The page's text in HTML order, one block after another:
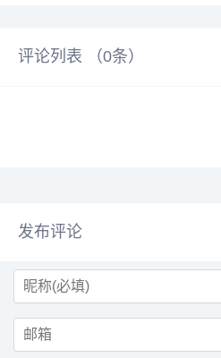
评论列表 （0条）
发布评论